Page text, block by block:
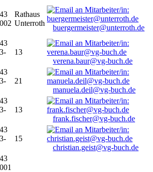
Rathaus
Unterroth
buergermeister@unterroth.de
13
verena.baur@vg-buch.de
21
manuela.deil@vg-buch.de
13
frank.fischer@vg-buch.de
15
christian.geist@vg-buch.de